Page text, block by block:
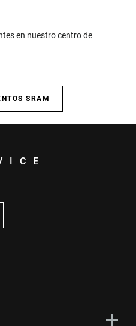
en nuestro centro de
SRAM